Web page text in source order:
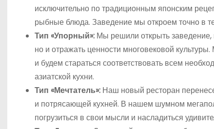
исключительно по традиционным японским
рыбные блюда. Заведение мы откроем точно в
Тип «Упорный»: Мы решили открыть заведение,
но и отражать ценности многовековой
и будем стараться соответствовать всем
азиатской кухни.
Тип «Мечтатель»: Наш новый ресторан
и потрясающей кухней. В нашем шумном
погрузиться в свои мысли и насладиться